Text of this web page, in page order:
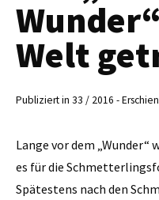
Welt
Publiziert in 33 / 2016 -
Lange vor dem „Wunder“
es für die
Spätestens nach den